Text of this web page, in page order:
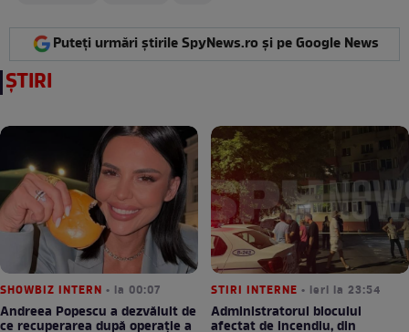
Puteți urmări știrile SpyNews.ro și pe Google News
ȘTIRI
SHOWBIZ INTERN • la 00:07
Andreea Popescu a dezvăluit de
ce recuperarea după operație a
STIRI INTERNE • ieri la 23:54
Administratorul blocului
afectat de incendiu, din